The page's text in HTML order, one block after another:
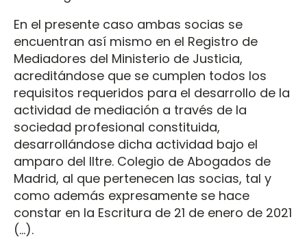
En el presente caso ambas socias se
encuentran así mismo en el Registro de
Mediadores del Ministerio de Justicia,
acreditándose que se cumplen todos los
requisitos requeridos para el desarrollo de la
actividad de mediación a través de la
sociedad profesional constituida,
desarrollándose dicha actividad bajo el
amparo del Iltre. Colegio de Abogados de
Madrid, al que pertenecen las socias, tal y
como además expresamente se hace
constar en la Escritura de 21 de enero de 2021
(…).